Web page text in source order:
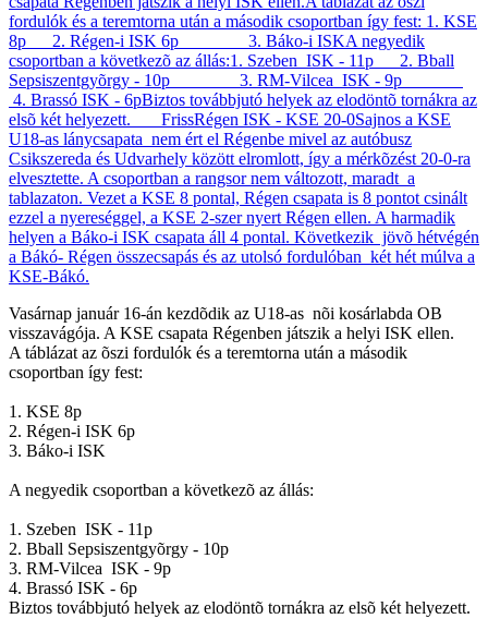
Vasárnap január 16-án kezdõdik az U18-as nõi kosárlabda OB
visszavágója. A KSE csapata Régenben játszik a helyi ISK ellen.
A táblázat az õszi fordulók és a teremtorna után a második
csoportban így fest:
1. KSE 8p
2. Régen-i ISK 6p
3. Báko-i ISK
A negyedik csoportban a következõ az állás:
1. Szeben ISK - 11p
2. Bball Sepsiszentgyõrgy - 10p
3. RM-Vilcea ISK - 9p
4. Brassó ISK - 6p
Biztos továbbjutó helyek az elodöntõ tornákra az elsõ két helyezett.